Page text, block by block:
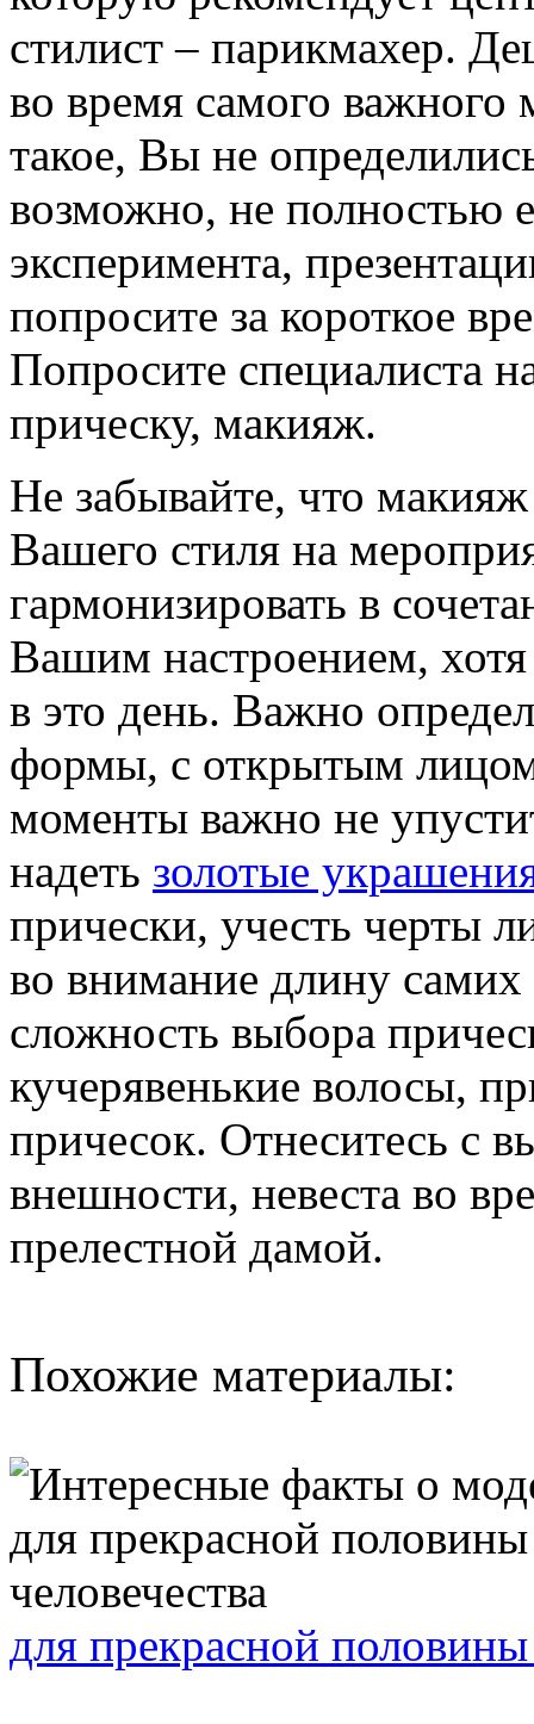
стилист – парикмахер.
во время самого
такое, Вы не
возможно, не полностью
эксперимента,
попросите за короткое
Попросите специалиста
прическу, макияж.
Не забывайте, что
Вашего стиля на
гармонизировать в
Вашим настроением,
в это день. Важно
формы, с открытым
моменты важно не
надеть золотые
прически, учесть черты
во внимание длину самих
сложность выбора
кучерявенькие волосы,
причесок. Отнеситесь с
внешности, невеста во
прелестной дамой.
Похожие материалы:
для прекрасной половины